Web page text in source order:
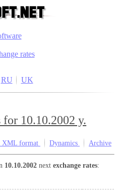
rates
RU UK
10.10.2002 y.
XML format Dynamics Archive
10.10.2002 nextexchange rates: